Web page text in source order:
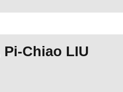
Pi-Chiao LIU